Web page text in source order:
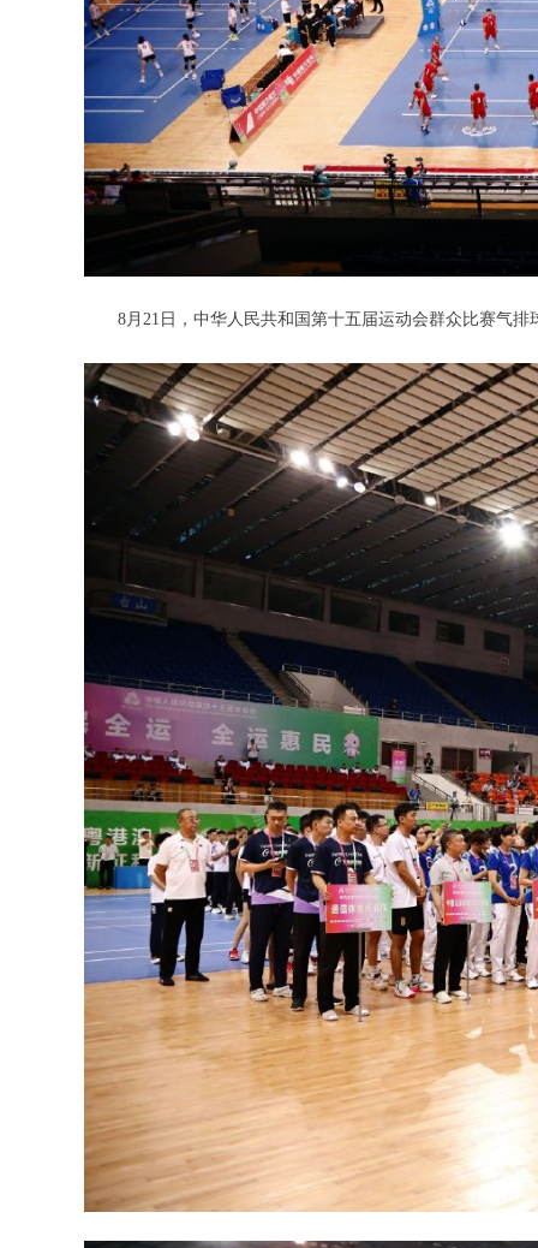
8月21日，中华人民共和国第十五届运动会群众比赛气排